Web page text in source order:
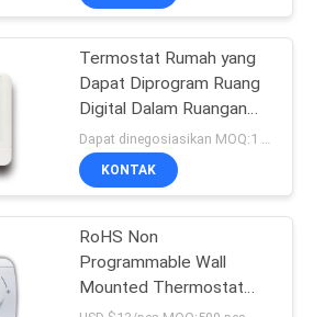
Termostat Rumah yang
Dapat Diprogram Ruang
Digital Dalam Ruangan
Elektronik
KONTAK
RoHS Non
Programmable Wall
Mounted Thermostat
Untuk Boiler